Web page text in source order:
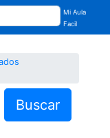
Mi Aula
Facil
Buscar